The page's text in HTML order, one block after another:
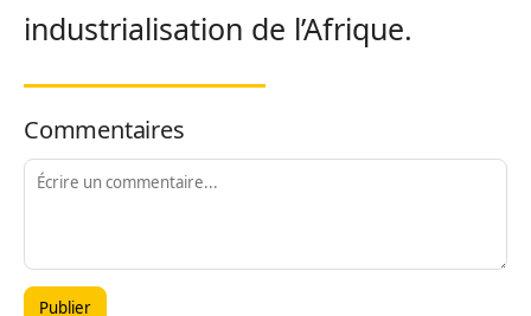
industrialisation de l’Afrique.
Commentaires
Publier